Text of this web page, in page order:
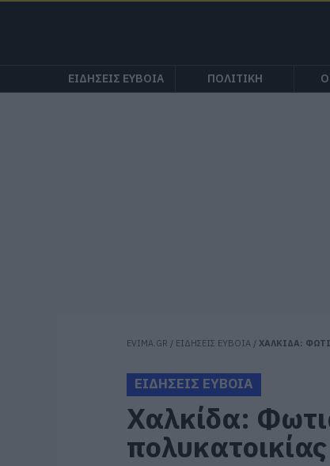
ΕΙΔΗΣΕΙΣ ΕΥΒΟΙΑ ΠΟΛΙΤΙΚΗ
EVIMA.GR / ΕΙΔΗΣΕΙΣ ΕΥΒΟΙΑ / ΧΑΛΚΙΔΑ:
ΕΙΔΗΣΕΙΣ ΕΥΒΟΙΑ
Χαλκίδα:
πολυκατοικίας